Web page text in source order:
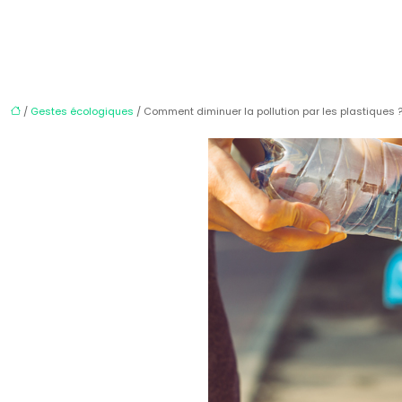
/ Gestes écologiques / Comment diminuer la pollution par les plastiques ?